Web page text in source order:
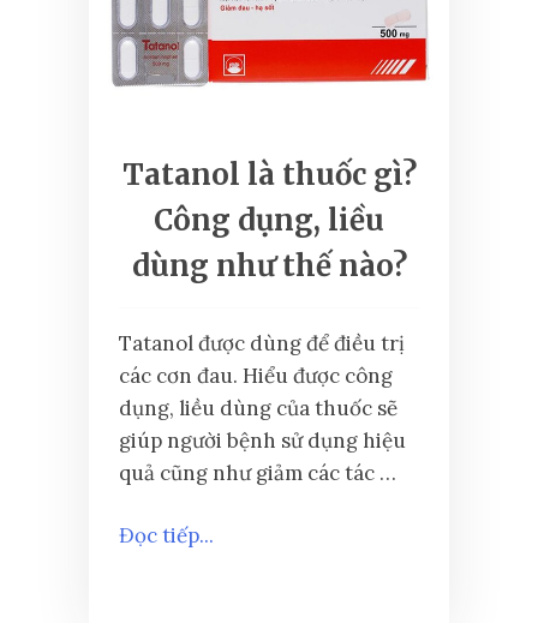
Tatanol là thuốc gì?
Công dụng, liều
dùng như thế nào?
Tatanol được dùng để điều trị
các cơn đau. Hiểu được công
dụng, liều dùng của thuốc sẽ
giúp người bệnh sử dụng hiệu
quả cũng như giảm các tác …
Đọc tiếp...